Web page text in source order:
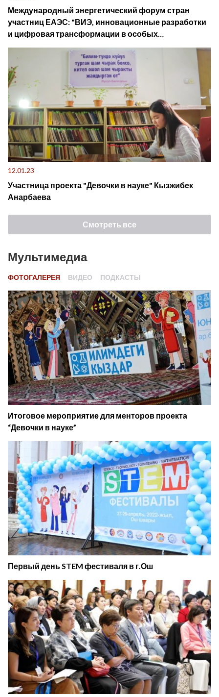
Международный энергетический форум стран
участниц ЕАЭС: "ВИЭ, инновационные разработки
и цифровая трансформации в особых
экономических условиях"
12.01.23
Участница проекта "Девочки в науке" Кызжибек
Анарбаева
Смотреть все
Мультимедиа
ФОТОГАЛЕРЕЯ ВИДЕО ПОДКАСТЫ
Итоговое мероприятие для менторов проекта
“Девочки в науке”
Первый день STEM фестиваля в г.Ош